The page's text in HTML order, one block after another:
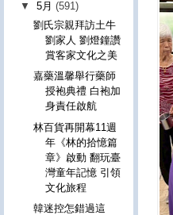
▼5月(591)
劉氏宗親拜訪土牛
劉家人 劉燈鐘讚
賞客家文化之美
嘉藥溫馨舉行藥師
授袍典禮 白袍加
身責任啟航
林百貨再開幕11週
年《林的拾憶篇
章》啟動 翻玩臺
灣童年記憶 引領
文化旅程
韓迷控怎錯過這